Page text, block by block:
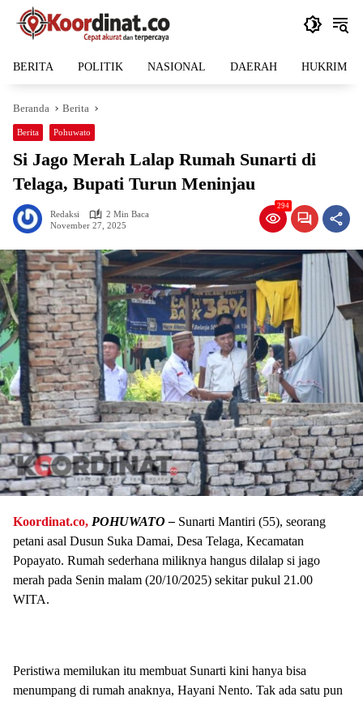
Langsung
BERITA POLITIK NASIONAL DAERAH HUKRIM
Beranda Berita
Berita Pohuwato
Si Jago Merah Lalap Rumah Sunarti di
Telaga, Bupati Turun Meninjau
Redaksi
2 Min Baca
November 27, 2025
294
Koordinat.co, POHUWATO – Sunarti Mantiri (55), seorang
petani asal Dusun Suka Damai, Desa Telaga, Kecamatan
Popayato. Rumah sederhana miliknya hangus dilalap si jago
merah pada Senin malam (20/10/2025) sekitar pukul 21.00
WITA.
Peristiwa memilukan itu membuat Sunarti kini hanya bisa
menumpang di rumah anaknya, Hayani Nento. Tak ada satu pun